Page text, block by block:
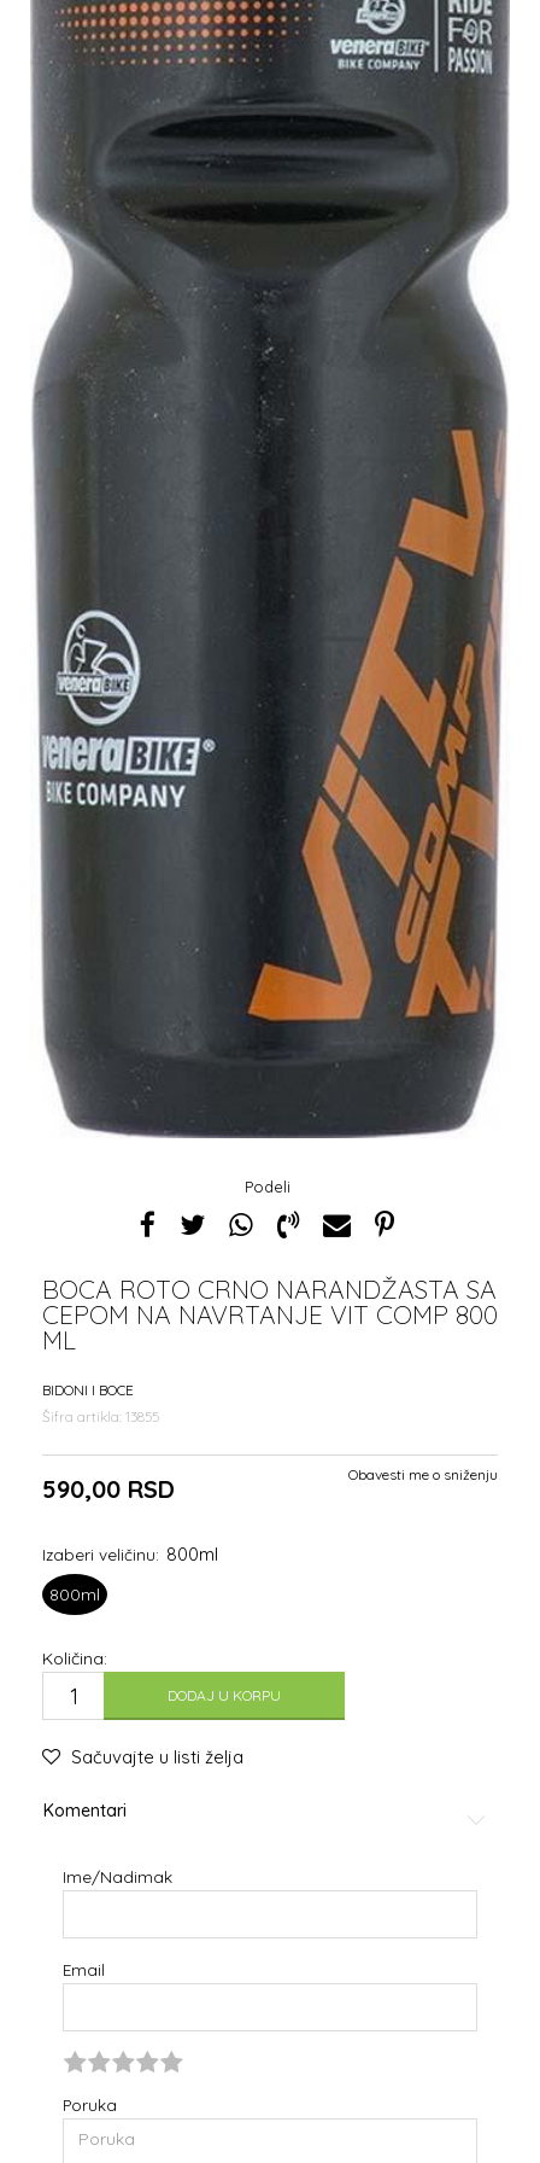
Podeli
BOCA ROTO CRNO NARANDŽASTA SA
CEPOM NA NAVRTANJE VIT COMP 800
ML
BIDONI I BOCE
Šifra artikla: 13855
590,00 RSD Obavesti me o sniženju
Izaberi veličinu: 800ml
800ml
Količina:
DODAJ U KORPU
Sačuvajte u listi želja
Komentari
Ime/Nadimak
Email
Poruka